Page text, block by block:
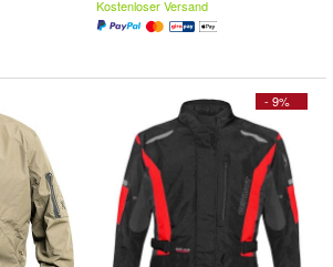
Kostenloser Versand
- 9%